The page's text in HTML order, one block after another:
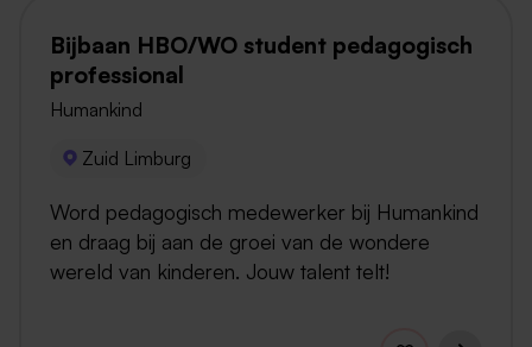
Bijbaan HBO/WO student pedagogisch
professional
Humankind
Zuid Limburg
Word pedagogisch medewerker bij Humankind
en draag bij aan de groei van de wondere
wereld van kinderen. Jouw talent telt!